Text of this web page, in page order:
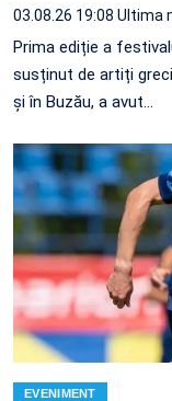
03.08.26 19:08 Ultima
Prima ediție a
susținut de artiți
și în Buzău, a avut…
EVENIMENT